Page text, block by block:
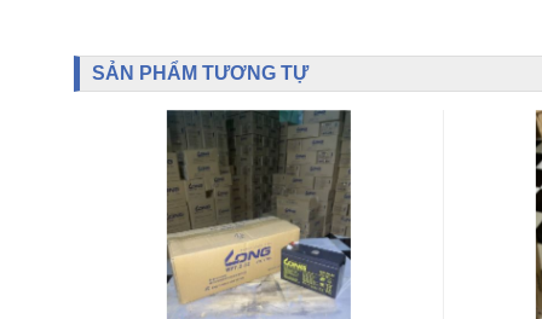
SẢN PHẨM TƯƠNG TỰ